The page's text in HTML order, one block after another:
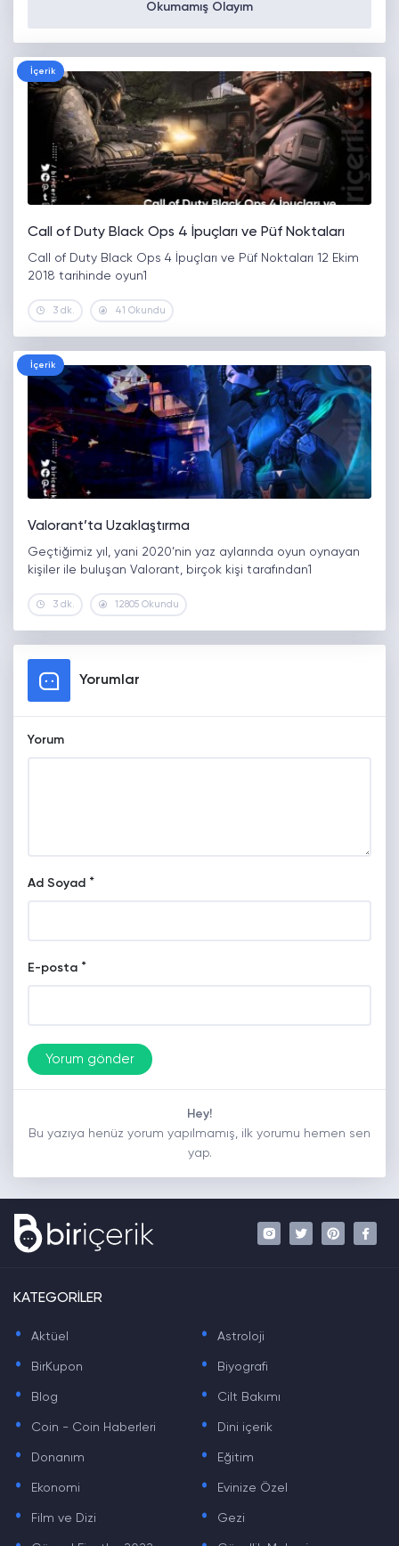
Okumamış Olayım
İçerik
Call of Duty Black Ops 4 İpuçları ve Püf Noktaları
Call of Duty Black Ops 4 İpuçları ve Püf Noktaları 12 Ekim
2018 tarihinde oyun1
3 dk. 41 Okundu
İçerik
Valorant’ta Uzaklaştırma
Geçtiğimiz yıl, yani 2020’nin yaz aylarında oyun oynayan
kişiler ile buluşan Valorant, birçok kişi tarafından1
3 dk. 12805 Okundu
Yorumlar
Yorum
Ad Soyad *
E-posta *
Hey!
Bu yazıya henüz yorum yapılmamış, ilk yorumu hemen sen
yap.
KATEGORİLER
. Aktüel . Astroloji
. BirKupon . Biyografi
. Blog . Cilt Bakımı
. Coin - Coin Haberleri . Dini içerik
. Donanım . Eğitim
. Ekonomi . Evinize Özel
. Film ve Dizi . Gezi
. .